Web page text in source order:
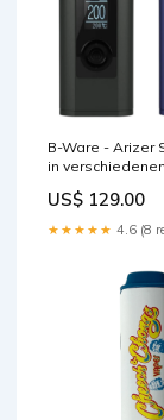
B-Ware - Arizer
in
US$ 129.00
★★★★★ 4.6 (8